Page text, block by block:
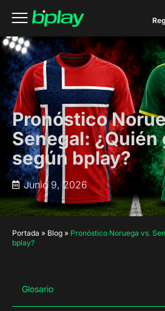
Pronóstico
Senegal: ¿Quién
según bplay?
Junio 9, 2026
Portada » Blog » Pronóstico Noruega vs.
bplay?
Glosario